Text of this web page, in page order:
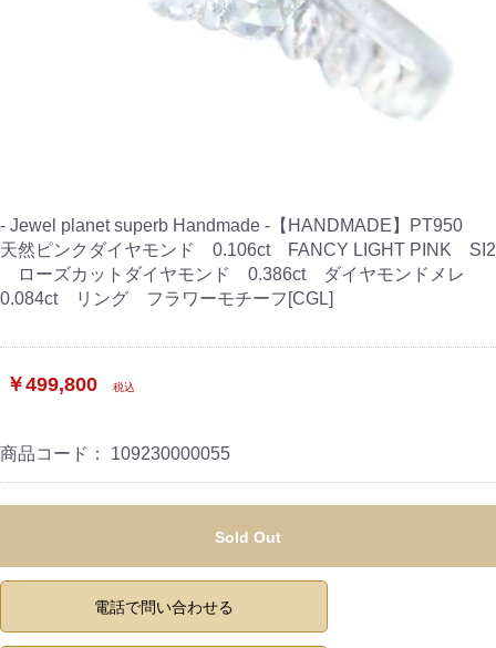
- Jewel planet superb Handmade -【HANDMADE】PT950
天然ピンクダイヤモンド 0.106ct FANCY LIGHT PINK SI2
ローズカットダイヤモンド 0.386ct ダイヤモンドメレ
0.084ct リング フラワーモチーフ[CGL]
￥499,800 税込
商品コード： 109230000055
Sold Out
電話で問い合わせる